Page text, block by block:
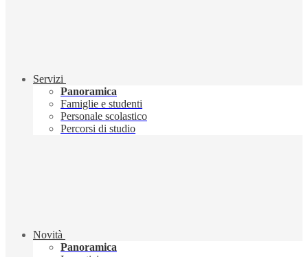
Servizi
Panoramica
Famiglie e studenti
Personale scolastico
Percorsi di studio
Novità
Panoramica